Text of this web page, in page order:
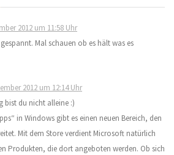
2012 um 11:58 Uhr
Mal schauen ob es hält was es
2012 um 12:14 Uhr
bist du nicht alleine :)
in Windows gibt es einen neuen Bereich, den
Mit dem Store verdient Microsoft natürlich
Produkten, die dort angeboten werden. Ob sich